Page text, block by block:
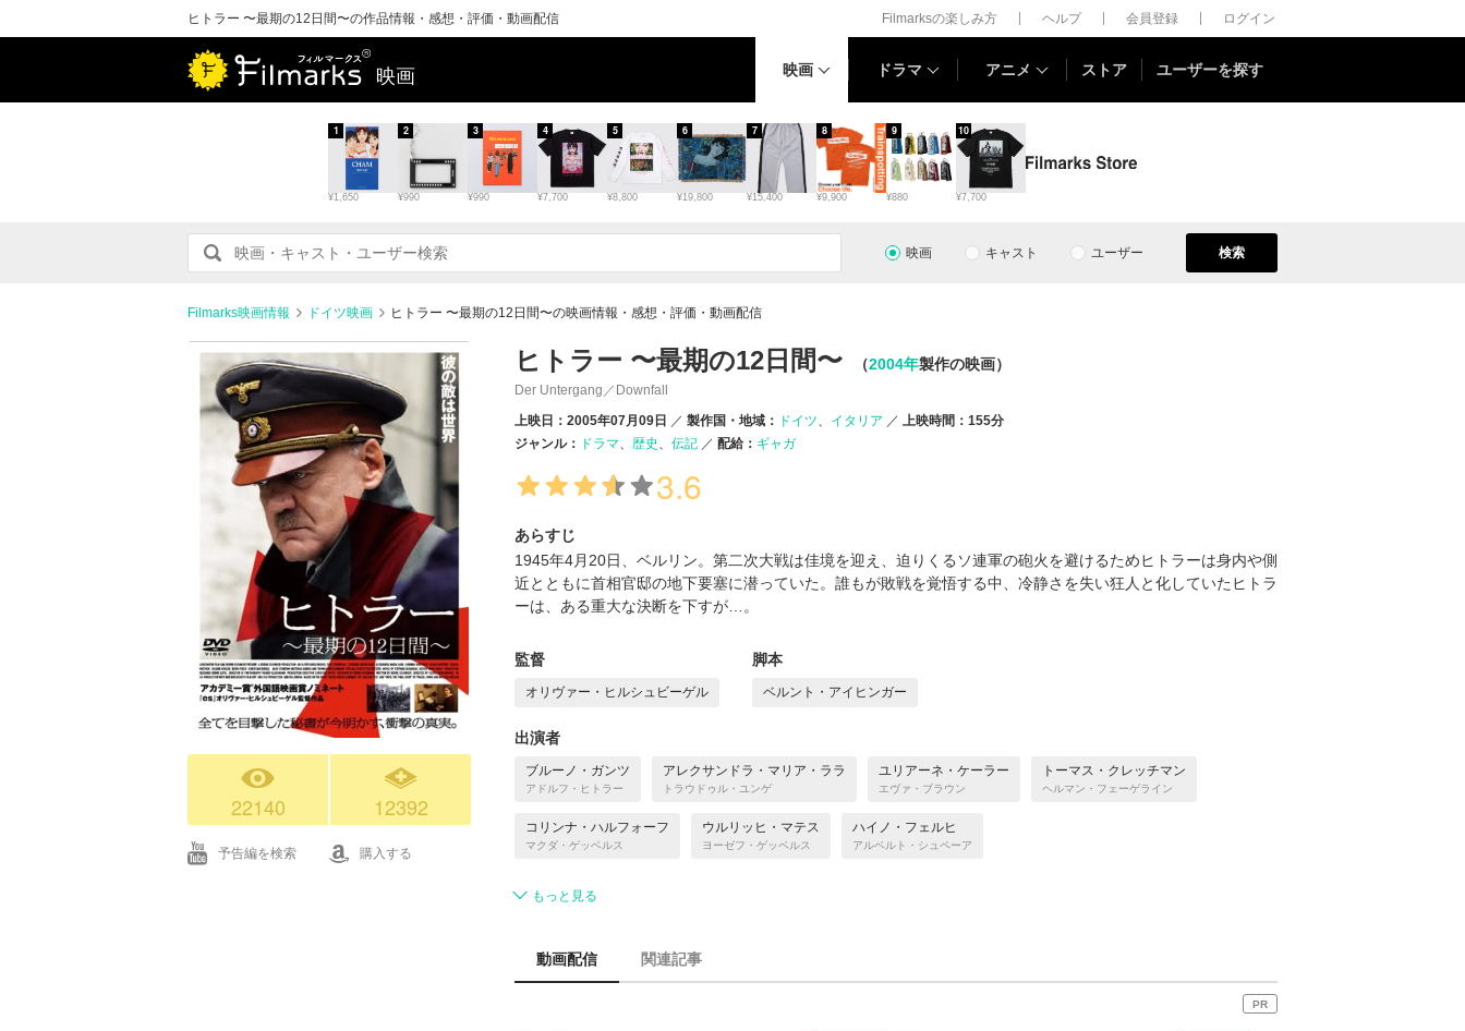
ヒトラー 〜最期の12日間〜の作品情報・感想・評価・動画配信 Filmarksの楽しみ方 ヘルプ 会員登録 ログイン
映画 映画 ドラマ アニメ ストア ユーザーを探す
¥1,650
1
¥990
2
¥990
3
¥7,700
4
¥8,800
5
¥19,800
6
¥15,400
7
¥9,900
8
¥880
9
¥7,700
10
映画 キャスト ユーザー 検索
Filmarks映画情報 ドイツ映画 ヒトラー 〜最期の12日間〜の映画情報・感想・評価・動画配信
22140 12392
予告編を検索 購入する
ヒトラー 〜最期の12日間〜 （2004年製作の映画）
Der Untergang／Downfall
上映日：2005年07月09日
製作国・地域： ドイツ イタリア
上映時間：155分
ジャンル： ドラマ 歴史 伝記 配給： ギャガ
3.6
あらすじ
1945年4月20日、ベルリン。第二次大戦は佳境を迎え、迫りくるソ連軍の砲火を避けるためヒトラーは身内や側
近とともに首相官邸の地下要塞に潜っていた。誰もが敗戦を覚悟する中、冷静さを失い狂人と化していたヒトラ
ーは、ある重大な決断を下すが…。
監督
オリヴァー・ヒルシュビーゲル
脚本
ベルント・アイヒンガー
出演者
ブルーノ・ガンツ
アドルフ・ヒトラー
アレクサンドラ・マリア・ララ
トラウドゥル・ユンゲ
ユリアーネ・ケーラー
エヴァ・ブラウン
トーマス・クレッチマン
ヘルマン・フェーゲライン
コリンナ・ハルフォーフ
マクダ・ゲッベルス
ウルリッヒ・マテス
ヨーゼフ・ゲッベルス
ハイノ・フェルヒ
アルベルト・シュペーア
もっと見る
動画配信 関連記事
PR